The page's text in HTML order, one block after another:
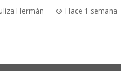
Hermán Hace 1 semana